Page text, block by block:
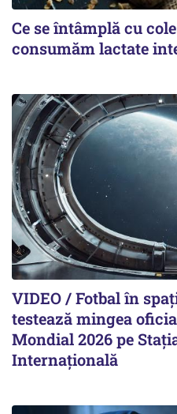
Ce se întâmplă cu
consumăm lactate
VIDEO / Fotbal în
testează mingea
Mondial 2026 pe
Internaţională